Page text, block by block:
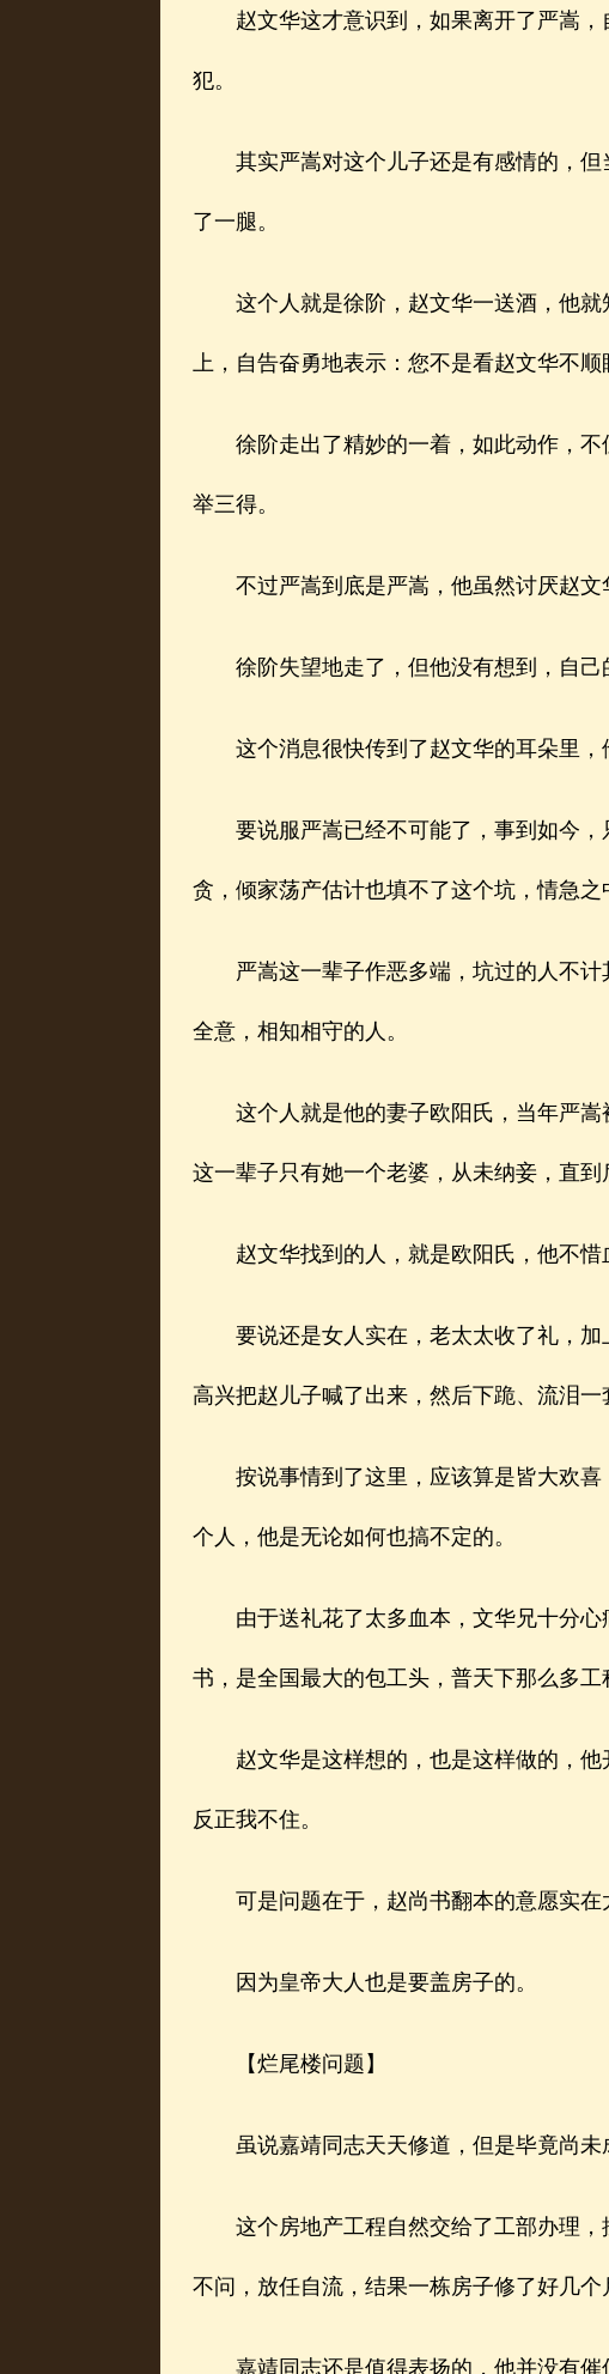
赵文华这才意识到，如果离开了严嵩，
犯。
其实严嵩对这个儿子还是有感情的，但
了一腿。
这个人就是徐阶，赵文华一送酒，他就
上，自告奋勇地表示：您不是看赵文华不顺
徐阶走出了精妙的一着，如此动作，不
举三得。
不过严嵩到底是严嵩，他虽然讨厌赵文
徐阶失望地走了，但他没有想到，自己
这个消息很快传到了赵文华的耳朵里，
要说服严嵩已经不可能了，事到如今，
贪，倾家荡产估计也填不了这个坑，情急
严嵩这一辈子作恶多端，坑过的人不计
全意，相知相守的人。
这个人就是他的妻子欧阳氏，当年严嵩
这一辈子只有她一个老婆，从未纳妾，直
赵文华找到的人，就是欧阳氏，他不惜
要说还是女人实在，老太太收了礼，加
高兴把赵儿子喊了出来，然后下跪、流泪
按说事情到了这里，应该算是皆大欢喜
个人，他是无论如何也搞不定的。
由于送礼花了太多血本，文华兄十分心
书，是全国最大的包工头，普天下那么多工
赵文华是这样想的，也是这样做的，他
反正我不住。
可是问题在于，赵尚书翻本的意愿实在
因为皇帝大人也是要盖房子的。
【烂尾楼问题】
虽说嘉靖同志天天修道，但是毕竟尚未
这个房地产工程自然交给了工部办理，
不问，放任自流，结果一栋房子修了好几个
嘉靖同志还是值得表扬的，他并没有催